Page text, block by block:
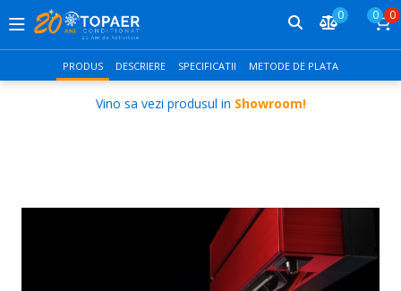
0 0 0
PRODUS DESCRIERE SPECIFICATII METODE DE PLATA
Vino sa vezi produsul in Showroom!